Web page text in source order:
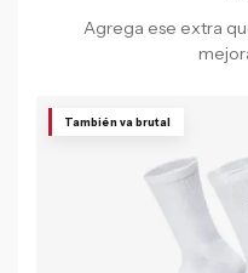
Agrega ese extra
También va brutal